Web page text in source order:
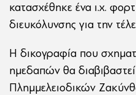
κατασχέθηκε ένα ι.χ.
διευκόλυνσης για την
Η δικογραφία που
ημεδαπών θα
Πλημμελειοδικών